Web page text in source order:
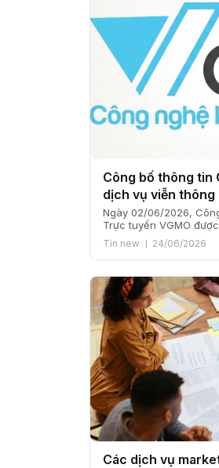
Công bố thông tin
dịch vụ viễn thông
Truyền thông
Ngày 02/06/2026,
Trực tuyến VGMO
học và Công nghệ cấp
vụ viễn thông số 180/
tại khoản 6 Điều 35
ngày 24/12/2024 của
[…]
Tin new 24/06/2026
Các dịch vụ